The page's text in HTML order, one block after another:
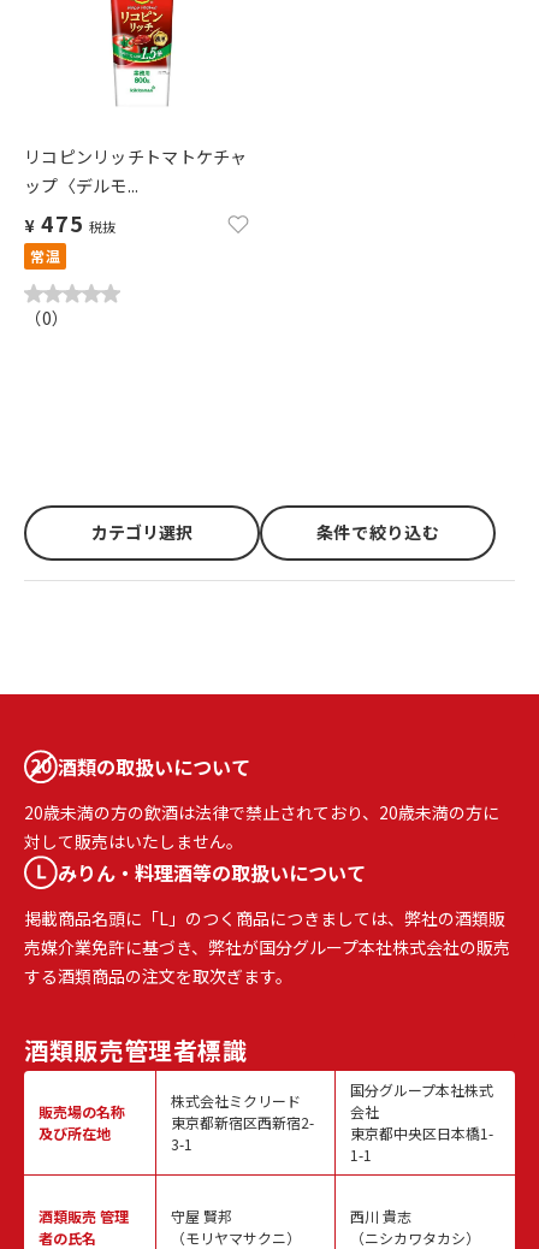
リコピンリッチトマトケチャ
ップ〈デルモ...
¥ 475 税抜
常温
（0）
カテゴリ選択 条件で絞り込む
酒類の取扱いについて
20歳未満の方の飲酒は法律で禁止されており、20歳未満の方に
対して販売はいたしません。
みりん・料理酒等の取扱いについて
掲載商品名頭に「L」のつく商品につきましては、弊社の酒類販
売媒介業免許に基づき、弊社が国分グループ本社株式会社の販売
する酒類商品の注文を取次ぎます。
酒類販売管理者標識
販売場の名称
及び所在地
酒類販売管理
者の氏名
株式会社ミクリード
東京都新宿区西新宿2-
3-1
守屋 賢邦
（モリヤマサクニ）
国分グループ本社株式
会社
東京都中央区日本橋1-
1-1
西川 貴志
（ニシカワタカシ）